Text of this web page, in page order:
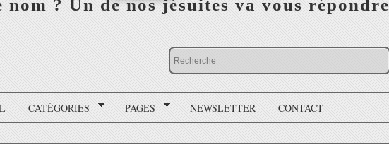
nom ? Un de nos jésuites va vous répondre
CATÉGORIES PAGES NEWSLETTER CONTACT